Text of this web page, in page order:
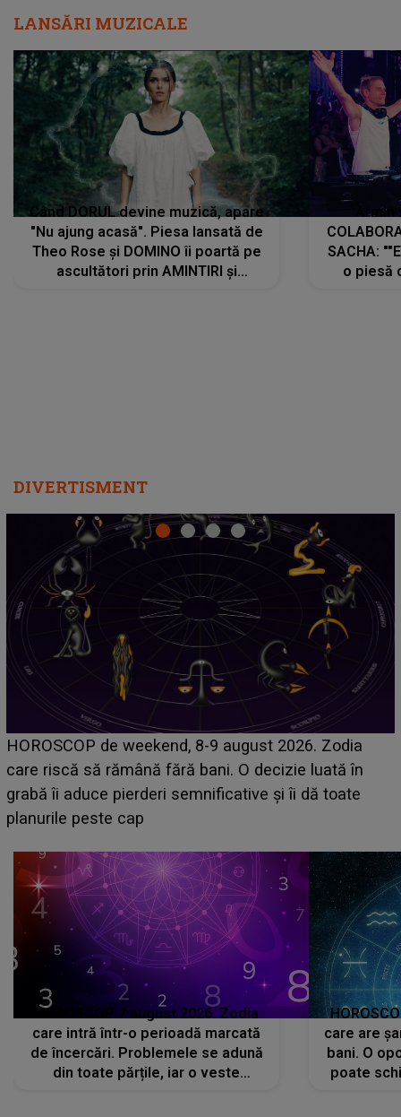
LANSĂRI MUZICALE
Când DORUL devine muzică, apare
"Nu ajung acasă". Piesa lansată de
Theo Rose și DOMINO îi poartă pe
ascultători prin AMINTIRI și
SACHA:
o piesă
DIVERTISMENT
Emanuel a ținut ACEST DETALIU ASCUNS până
acum! În fața Alexandrei, concurentul din Casa Iubirii
face o MĂRTURISIRE NEAȘTEPTATĂ despre mama
sa: "I-am spus și ei în față, eu nu te iubesc pentru
HOROSCOP 7 august 2026. Zodia
care intră într-o perioadă marcată
de încercări. Problemele se adună
din toate părțile, iar o veste
care are
bani. O
poate